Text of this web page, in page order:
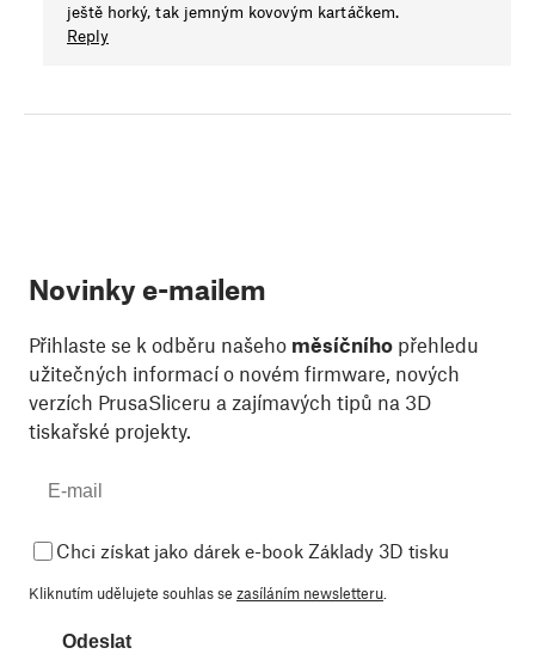
ještě horký, tak jemným kovovým kartáčkem.
Reply
Novinky e-mailem
Přihlaste se k odběru našeho měsíčního přehledu
užitečných informací o novém firmware, nových
verzích PrusaSliceru a zajímavých tipů na 3D
tiskařské projekty.
Chci získat jako dárek e-book Základy 3D tisku
Kliknutím udělujete souhlas se zasíláním newsletteru
Odeslat